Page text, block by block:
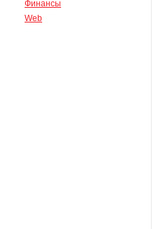
Финансы
Web